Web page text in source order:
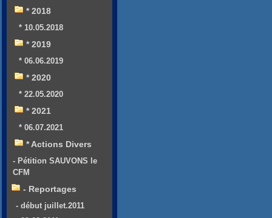
* 2018
* 10.05.2018
* 2019
* 06.06.2019
* 2020
* 22.05.2020
* 2021
* 06.07.2021
* Actions Divers
- Pétition SAUVONS le
CFM
- Reportages
- début juillet.2011